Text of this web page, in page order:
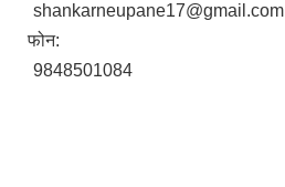
shankarneupane17@gmail.com
फोन:
9848501084